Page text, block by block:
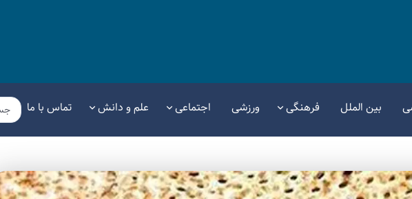
بین الملل فرهنگی ورزشی اجتماعی علم و دانش تماس با ما